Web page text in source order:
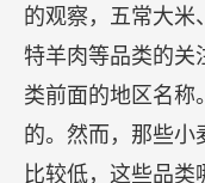
的观察，五常大米
特羊肉等品类的关
类前面的地区名称
的。然而，那些小
比较低，这些品类